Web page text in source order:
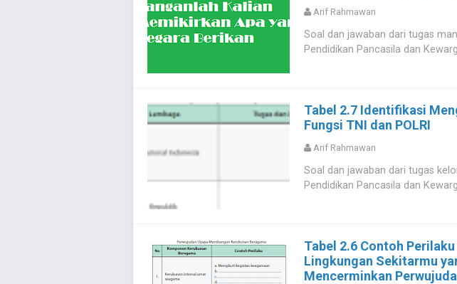
Arif Rahmawan
Soal dan jawaban dari tugas
Pendidikan Pancasila dan
Tabel 2.7 Identifikasi
Fungsi TNI dan POLRI
Arif Rahmawan
Soal dan jawaban dari tugas
Pendidikan Pancasila dan
Tabel 2.6 Contoh
Lingkungan Sekitarmu
Mencerminkan